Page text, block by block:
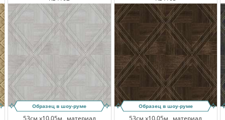
Образец в шоу-руме
53см x10.05м, материал
Образец в шоу-руме
53см x10.05м, материал